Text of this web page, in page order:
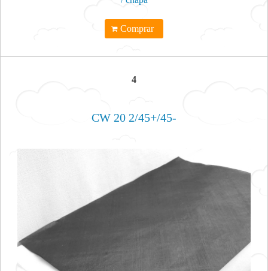
Comprar
4
CW 20 2/45+/45-